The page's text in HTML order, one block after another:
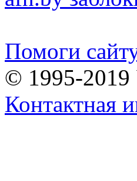
Помоги
© 1995-
Контактная